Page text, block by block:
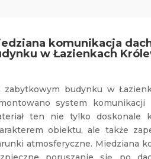
komunikacja
w Łazienkach
zabytkowym budynku w
system
ten nie tylko doskonale
obiektu, ale także
atmosferyczne. Miedziana